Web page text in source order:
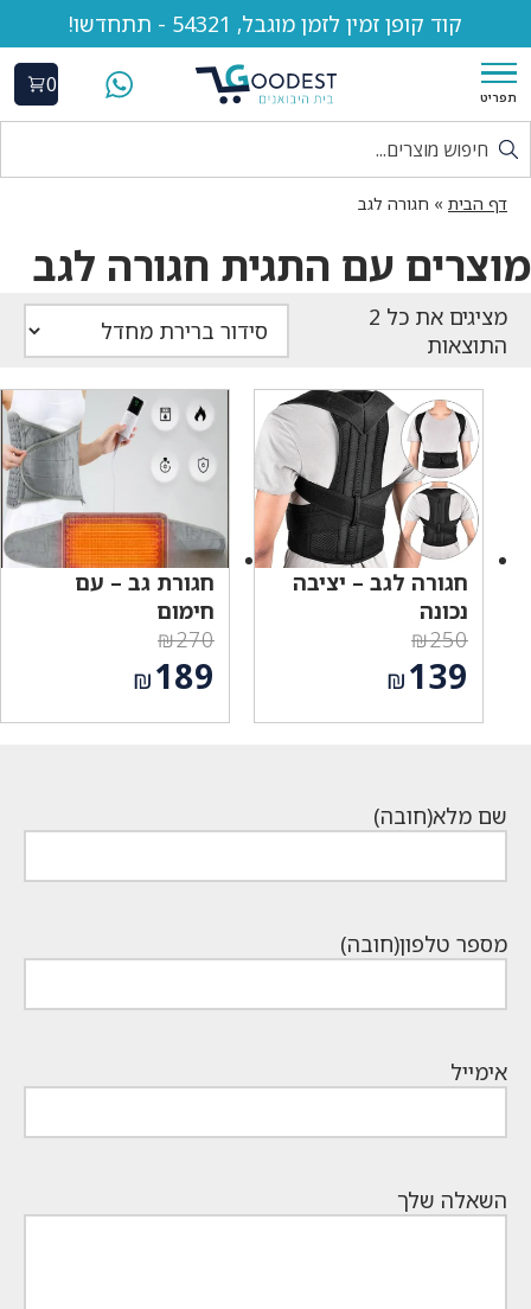
קוד קופן זמין לזמן מוגבל, 54321 - תתחדשו!
תפריט
0
דף הבית » חגורה לגב
מוצרים עם התגית חגורה לגב
התוצאות
חגורה לגב – יציבה
נכונה
₪250
המחיר
המקורי
היה:
₪139
חגורת גב – עם
חימום
₪270
המחיר
המקורי
היה:
₪189
שם מלא(חובה)
מספר טלפון(חובה)
אימייל
השאלה שלך